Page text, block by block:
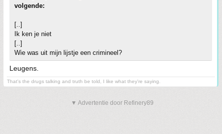
volgende:
[..]
Ik ken je niet
[..]
Wie was uit mijn lijstje een crimineel?
Leugens.
That's the drugs talking and truth be told, I like what they're saying.
▼ Advertentie door Refinery89